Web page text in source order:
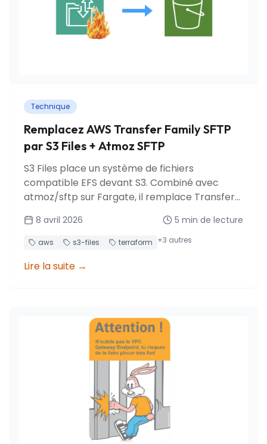
Technique
Remplacez AWS Transfer Family SFTP
par S3 Files + Atmoz SFTP
S3 Files place un système de fichiers
compatible EFS devant S3. Combiné avec
atmoz/sftp sur Fargate, il remplace Transfer
8 avril 2026 5 min de lecture
aws s3-files terraform +3 autres
Lire la suite →